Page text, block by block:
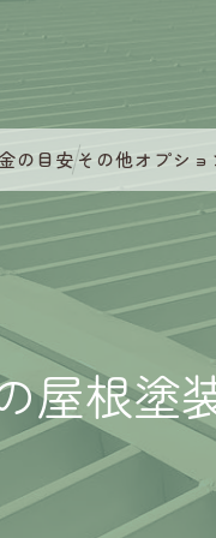
の目安その他オプショ
屋根塗